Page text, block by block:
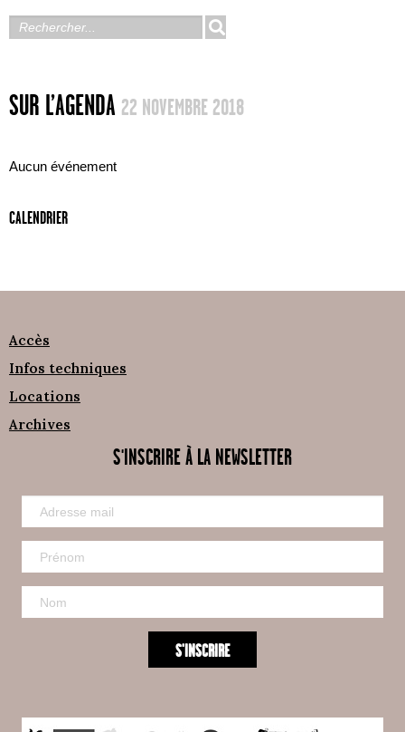
SUR L’AGENDA 22 NOVEMBRE 2018
Aucun événement
CALENDRIER
Accès
Infos techniques
Locations
Archives
S'INSCRIRE À LA NEWSLETTER